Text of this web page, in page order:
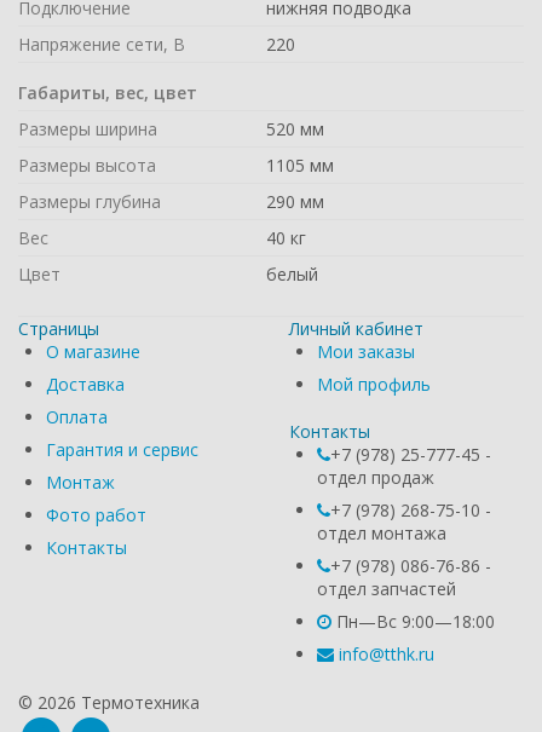
Подключение
нижняя подводка
Напряжение сети, В
220
Габариты, вес, цвет
Размеры ширина
520 мм
Размеры высота
1105 мм
Размеры глубина
290 мм
Вес
40 кг
Цвет
белый
Страницы
О магазине
Доставка
Оплата
Гарантия и сервис
Монтаж
Фото работ
Контакты
Личный кабинет
Мои заказы
Мой профиль
Контакты
+7 (978) 25-777-45 -
отдел продаж
+7 (978) 268-75-10 -
отдел монтажа
+7 (978) 086-76-86 -
отдел запчастей
Пн—Вс 9:00—18:00
info@tthk.ru
© 2026 Термотехника